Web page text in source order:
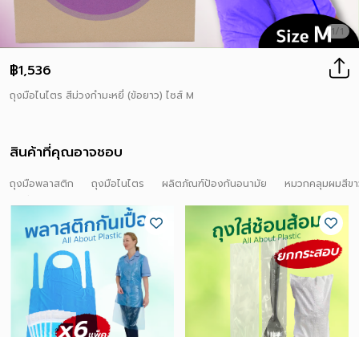
1/1
฿1,536
ถุงมือไนไตร สีม่วงกำมะหยี่ (ข้อยาว) ไซส์ M
สินค้าที่คุณอาจชอบ
ถุงมือพลาสติก ถุงมือไนไตร ผลิตภัณฑ์ป้องกันอนามัย
หมวกคลุมผมสีข